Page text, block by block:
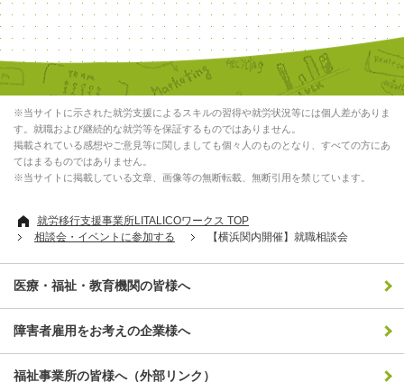
※当サイトに示された就労支援によるスキルの習得や就労状況等には個人差がありま
す。就職および継続的な就労等を保証するものではありません。
掲載されている感想やご意見等に関しましても個々人のものとなり、すべての方にあ
てはまるものではありません。
※当サイトに掲載している文章、画像等の無断転載、無断引用を禁じています。
就労移行支援事業所LITALICOワークス TOP
相談会・イベントに参加する
【横浜関内開催】就職相談会
医療・福祉・教育機関の皆様へ
障害者雇用をお考えの企業様へ
福祉事業所の皆様へ（外部リンク）